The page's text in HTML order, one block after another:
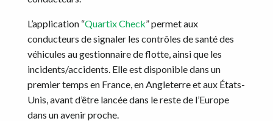
L’application “Quartix Check” permet aux
conducteurs de signaler les contrôles de santé des
véhicules au gestionnaire de flotte, ainsi que les
incidents/accidents. Elle est disponible dans un
premier temps en France, en Angleterre et aux États-
Unis, avant d’être lancée dans le reste de l’Europe
dans un avenir proche.